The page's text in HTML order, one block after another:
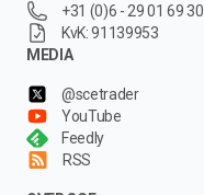
+31 (0)6 - 29 01 69 30
KvK: 91139953
MEDIA
@scetrader
YouTube
Feedly
RSS